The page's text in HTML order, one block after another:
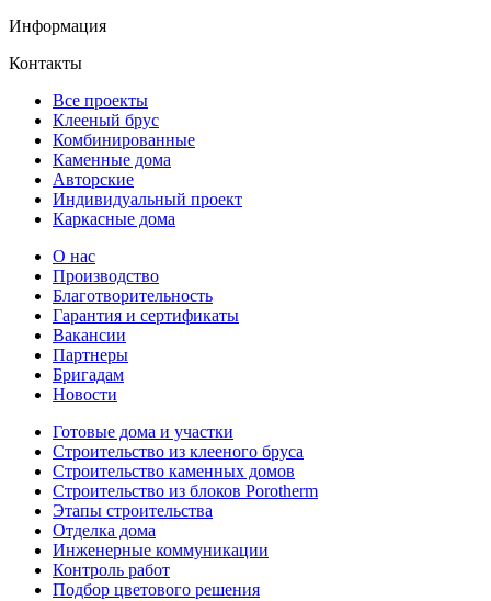
Информация
Контакты
Все проекты
Клееный брус
Комбинированные
Каменные дома
Авторские
Индивидуальный проект
Каркасные дома
О нас
Производство
Благотворительность
Гарантия и сертификаты
Вакансии
Партнеры
Бригадам
Новости
Готовые дома и участки
Строительство из клееного бруса
Строительство каменных домов
Строительство из блоков Porotherm
Этапы строительства
Отделка дома
Инженерные коммуникации
Контроль работ
Подбор цветового решения